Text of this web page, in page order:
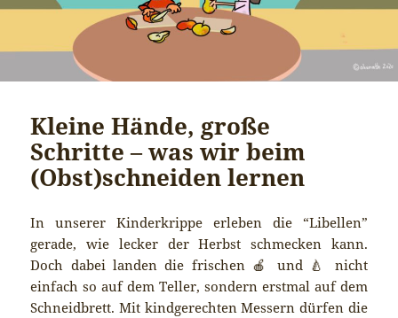
Kleine Hände, große
Schritte – was wir beim
(Obst)schneiden lernen
In unserer Kinderkrippe erleben die “Libellen”
gerade, wie lecker der Herbst schmecken kann.
Doch dabei landen die frischen 🍎 und 🍐 nicht
einfach so auf dem Teller, sondern erstmal auf dem
Schneidbrett. Mit kindgerechten Messern dürfen die